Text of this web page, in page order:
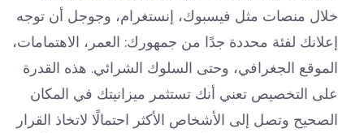
خلال منصات مثل فيسبوك، إنستغرام، وجوجل أن توجه
إعلانك لفئة محددة جدًا من جمهورك: العمر، الاهتمامات،
الموقع الجغرافي، وحتى السلوك الشرائي. هذه القدرة
على التخصيص تعني أنك تستثمر ميزانيتك في المكان
الصحيح وتصل إلى الأشخاص الأكثر احتمالًا لاتخاذ القرار